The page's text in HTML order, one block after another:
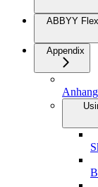
ABBYY
Appendix
Anhang